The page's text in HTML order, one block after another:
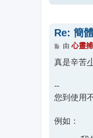
Re: 簡
文
由 心靈
真是辛苦
--
您到使用
例如：